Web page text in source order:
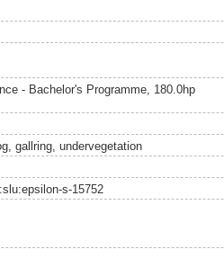
- Bachelor's Programme, 180.0hp
gallring, undervegetation
s-15752